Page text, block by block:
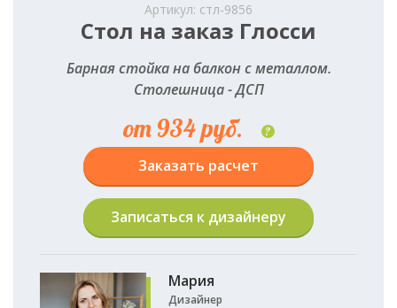
Артикул: стл-9856
Стол на заказ Глосси
Барная стойка на балкон с металлом.
Столешница - ДСП
от 934 руб. ?
Заказать расчет
Записаться к дизайнеру
Мария
Дизайнер